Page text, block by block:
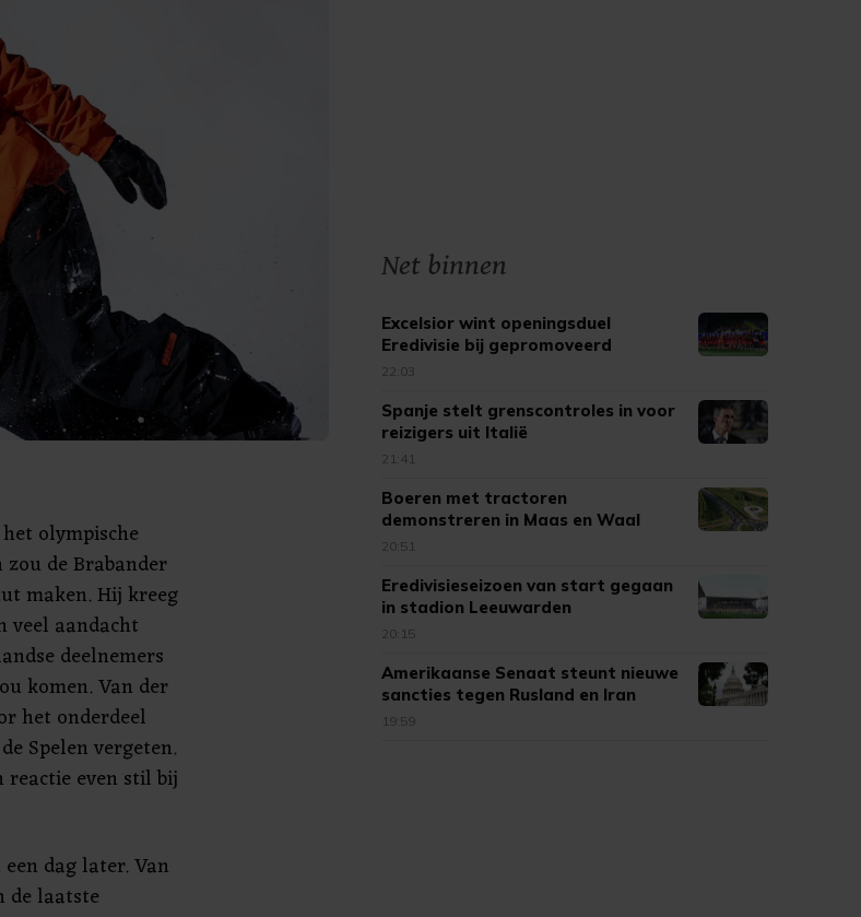
olympische
de Brabander
maken. Hij kreeg
veel aandacht
deelnemers
komen. Van der
het onderdeel
Spelen vergeten.
even stil bij
dag later. Van
de laatste
Net binnen
Excelsior wint openingsduel
Eredivisie bij gepromoveerd
Cambuur
22:03
Spanje stelt grenscontroles in voor
reizigers uit Italië
21:41
Boeren met tractoren
demonstreren in Maas en Waal
20:51
Eredivisieseizoen van start gegaan
in stadion Leeuwarden
20:15
Amerikaanse Senaat steunt nieuwe
sancties tegen Rusland en Iran
19:59